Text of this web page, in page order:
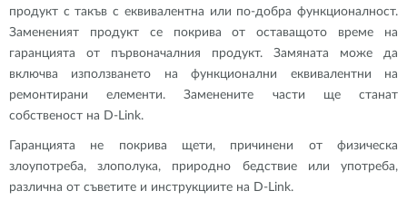
продукт с такъв с еквивалентна или по-добра функционалност.
Замененият продукт се покрива от оставащото време на
гаранцията от първоначалния продукт. Замяната може да
включва използването на функционални еквивалентни на
ремонтирани елементи. Заменените части ще станат
собственост на D-Link.
Гаранцията не покрива щети, причинени от физическа
злоупотреба, злополука, природно бедствие или употреба,
различна от съветите и инструкциите на D-Link.